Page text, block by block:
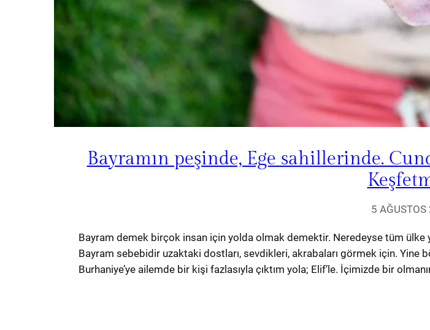
Bayramın peşinde, Ege sahillerinde.
5
Bayram demek birçok insan için yolda olmak demektir. Neredeyse tüm
Bayram sebebidir uzaktaki dostları, sevdikleri, akrabaları görmek için. Yine
Burhaniye’ye ailemde bir kişi fazlasıyla çıktım yola; Elif’le. İçimizde bir